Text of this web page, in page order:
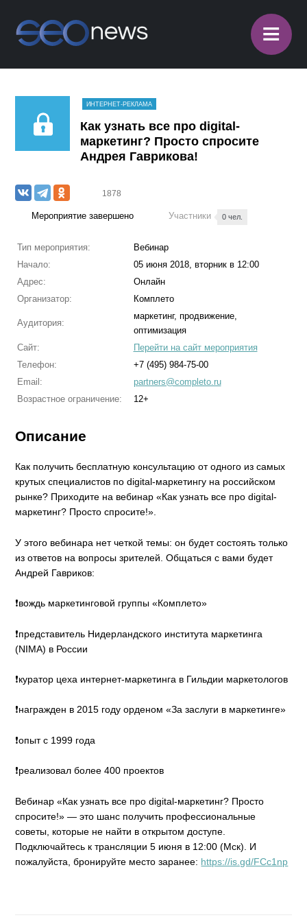
≡
ИНТЕРНЕТ-РЕКЛАМА
Как узнать все про digital-
маркетинг? Просто спросите
Андрея Гаврикова!
1878
Мероприятие завершено Участники 0 чел.
Тип мероприятия:
Вебинар
Начало:
05 июня 2018, вторник в 12:00
Адрес:
Онлайн
Организатор:
Комплето
Аудитория:
маркетинг, продвижение,
оптимизация
Сайт:
Перейти на сайт мероприятия
Телефон:
+7 (495) 984-75-00
Email:
partners@completo.ru
Возрастное ограничение:
12+
Описание
Как получить бесплатную консультацию от одного из самых
крутых специалистов по digital-маркетингу на российском
рынке? Приходите на вебинар «Как узнать все про digital-
маркетинг? Просто спросите!».
У этого вебинара нет четкой темы: он будет состоять только
из ответов на вопросы зрителей. Общаться с вами будет
Андрей Гавриков:
❗вождь маркетинговой группы «Комплето»
❗представитель Нидерландского института маркетинга
(NIMA) в России
❗куратор цеха интернет-маркетинга в Гильдии маркетологов
❗награжден в 2015 году орденом «За заслуги в маркетинге»
❗опыт с 1999 года
❗реализовал более 400 проектов
Вебинар «Как узнать все про digital-маркетинг? Просто
спросите!» — это шанс получить профессиональные
советы, которые не найти в открытом доступе.
Подключайтесь к трансляции 5 июня в 12:00 (Мск). И
пожалуйста, бронируйте место заранее: https://is.gd/FCc1np